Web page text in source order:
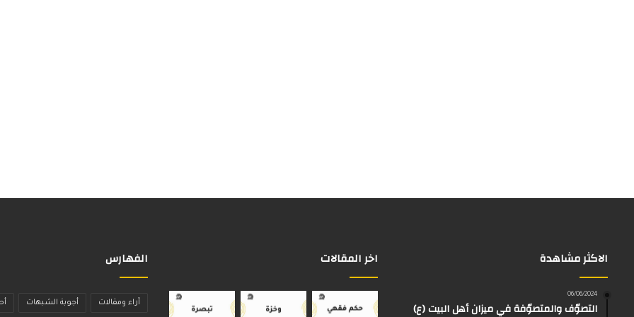
الاكثر مشاهدة
06/06/2024
التصوّف والمتصوّفة في ميزان أهل البيت (ع)
اخر المقالات الفهارس
آراء ومقالات أجوبة الشبهات